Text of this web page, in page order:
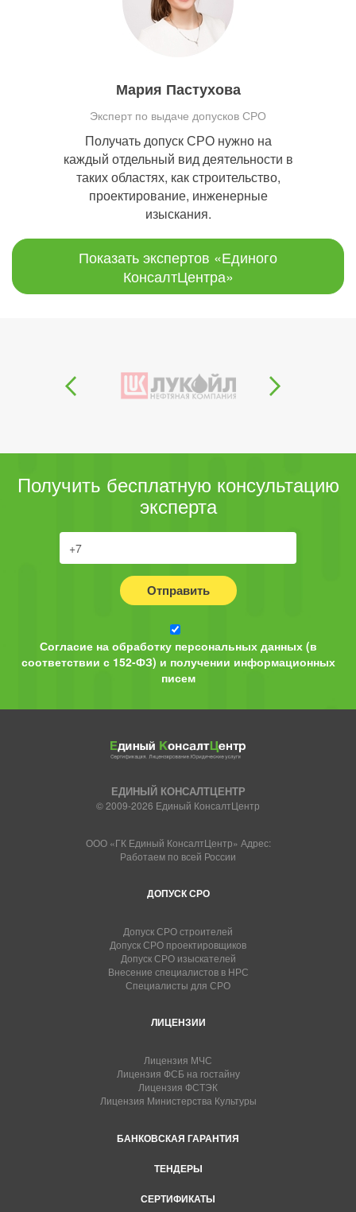
Мария Пастухова
Эксперт по выдаче допусков СРО
Получать допуск СРО нужно на
каждый отдельный вид деятельности в
таких областях, как строительство,
проектирование, инженерные
изыскания.
Показать экспертов «Единого
КонсалтЦентра»
Получить бесплатную консультацию
эксперта
Отправить
Согласие на обработку персональных данных (в
соответствии с 152-ФЗ) и получении информационных
писем
ЕДИНЫЙ КОНСАЛТЦЕНТР
© 2009-2026 Единый КонсалтЦентр
ООО «ГК Единый КонсалтЦентр» Адрес:
Работаем по всей России
ДОПУСК СРО
Допуск СРО строителей
Допуск СРО проектировщиков
Допуск СРО изыскателей
Внесение специалистов в НРС
Специалисты для СРО
ЛИЦЕНЗИИ
Лицензия МЧС
Лицензия ФСБ на гостайну
Лицензия ФСТЭК
Лицензия Министерства Культуры
БАНКОВСКАЯ ГАРАНТИЯ
ТЕНДЕРЫ
СЕРТИФИКАТЫ